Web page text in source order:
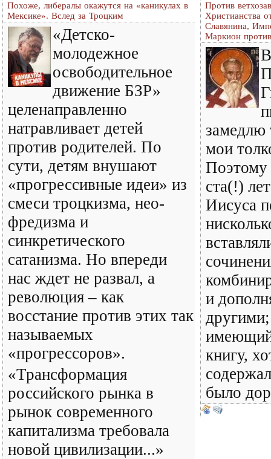
Похоже, либералы окажутся на «каникулах в
Мексике». Вслед за Троцким
«Детско-
молодежное
освободительное
движение БЗР»
целенаправленно
натравливает детей
против родителей. По
сути, детям внушают
«прогрессивные идеи» из
смеси троцкизма, нео-
фредизма и
синкретического
сатанизма. Но впереди
нас ждет не развал, а
революция – как
восстание против этих так
называемых
«прогрессоров».
«Транс­формация
российского рынка в
рынок современного
капитализма требовала
новой цивилизации...»
Против
Христианства
Славянина,
Маркион
замедлю
мои
Поэтому
ста(!)
Иисуса
и
имеющий
книгу,
было